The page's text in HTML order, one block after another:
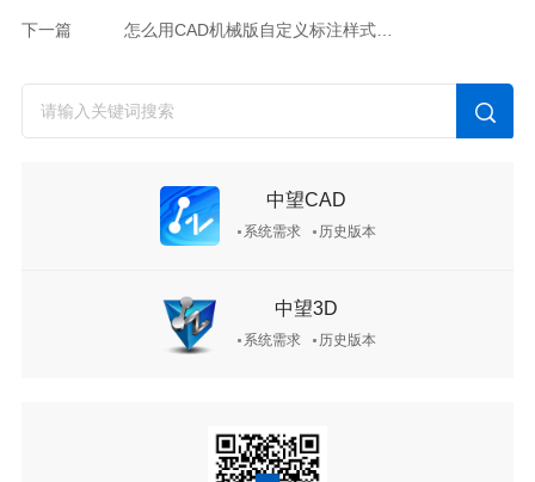
下一篇 怎么用CAD机械版自定义标注样式中的文字样式
中望CAD
系统需求 历史版本
中望3D
系统需求 历史版本